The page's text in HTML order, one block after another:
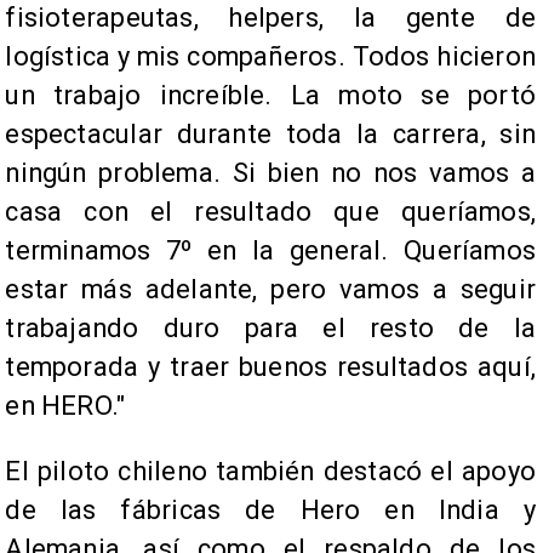
fisioterapeutas, helpers, la gente de
logística y mis compañeros. Todos hicieron
un trabajo increíble. La moto se portó
espectacular durante toda la carrera, sin
ningún problema. Si bien no nos vamos a
casa con el resultado que queríamos,
terminamos 7º en la general. Queríamos
estar más adelante, pero vamos a seguir
trabajando duro para el resto de la
temporada y traer buenos resultados aquí,
en HERO."
El piloto chileno también destacó el apoyo
de las fábricas de Hero en India y